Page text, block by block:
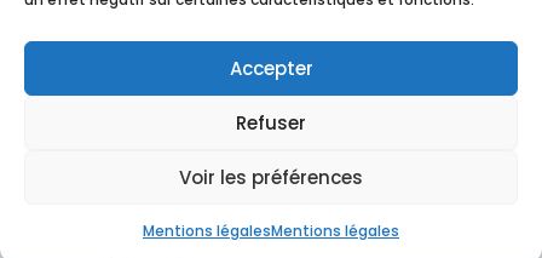
Accepter
Refuser
Voir les préférences
Mentions légalesMentions légales
GAMME VALKYRIE®